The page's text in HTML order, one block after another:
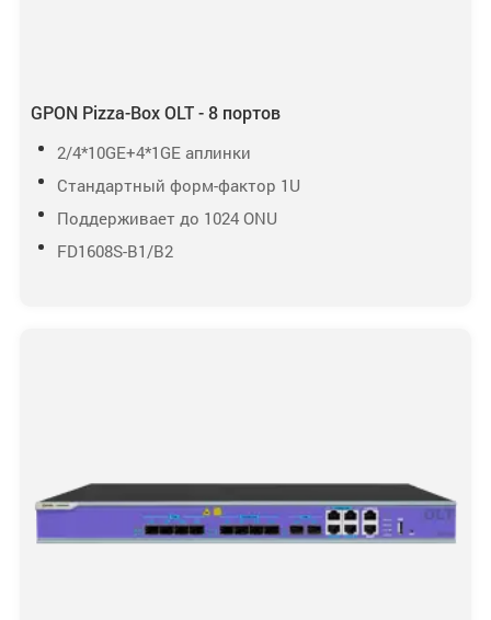
GPON Pizza-Box OLT - 8 портов
2/4*10GE+4*1GE аплинки
Стандартный форм-фактор 1U
Поддерживает до 1024 ONU
FD1608S-B1/B2